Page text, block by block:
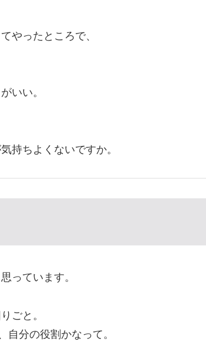
やったところで、
いい。
持ちよくないですか。
っています。
ごと。
自分の役割かなって。